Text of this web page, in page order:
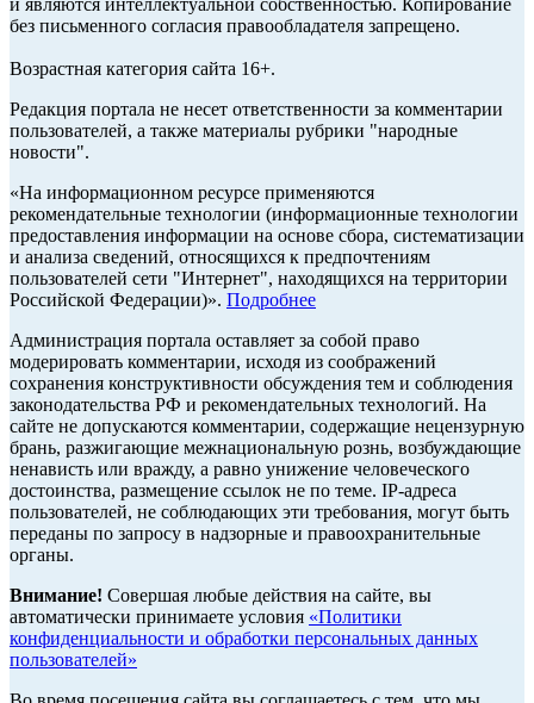
и являются интеллектуальной собственностью. Копирование
без письменного согласия правообладателя запрещено.
Возрастная категория сайта 16+.
Редакция портала не несет ответственности за комментарии
пользователей, а также материалы рубрики "народные
новости".
«На информационном ресурсе применяются
рекомендательные технологии (информационные технологии
предоставления информации на основе сбора, систематизации
и анализа сведений, относящихся к предпочтениям
пользователей сети "Интернет", находящихся на территории
Российской Федерации)». Подробнее
Администрация портала оставляет за собой право
модерировать комментарии, исходя из соображений
сохранения конструктивности обсуждения тем и соблюдения
законодательства РФ и рекомендательных технологий. На
сайте не допускаются комментарии, содержащие нецензурную
брань, разжигающие межнациональную рознь, возбуждающие
ненависть или вражду, а равно унижение человеческого
достоинства, размещение ссылок не по теме. IP-адреса
пользователей, не соблюдающих эти требования, могут быть
переданы по запросу в надзорные и правоохранительные
органы.
Внимание! Совершая любые действия на сайте, вы
автоматически принимаете условия «Политики
конфиденциальности и обработки персональных данных
пользователей»